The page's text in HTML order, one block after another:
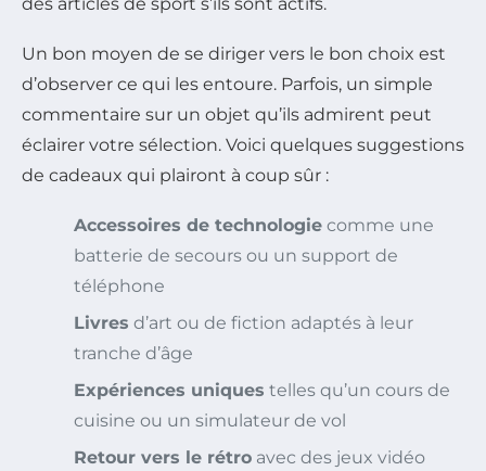
des articles de sport s’ils sont actifs.
Un bon moyen de se diriger vers le bon choix est
d’observer ce qui les entoure. Parfois, un simple
commentaire sur un objet qu’ils admirent peut
éclairer votre sélection. Voici quelques suggestions
de cadeaux qui plairont à coup sûr :
Accessoires de technologie comme une
batterie de secours ou un support de
téléphone
Livres d’art ou de fiction adaptés à leur
tranche d’âge
Expériences uniques telles qu’un cours de
cuisine ou un simulateur de vol
Retour vers le rétro avec des jeux vidéo